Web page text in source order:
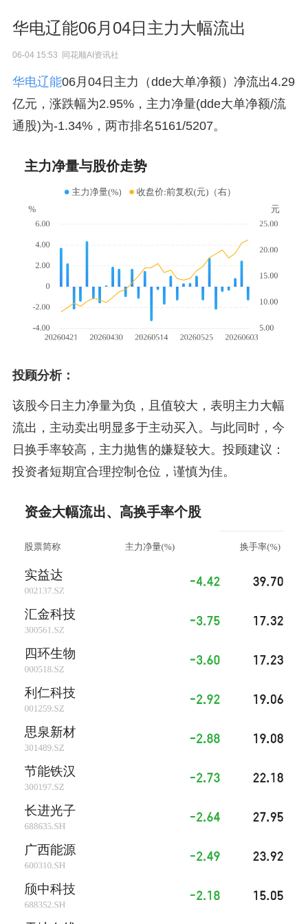
华电辽能06月04日主力大幅流出
06-04 15:53 同花顺AI资讯社
华电辽能06月04日主力（dde大单净额）净流出4.29
亿元，涨跌幅为2.95%，主力净量(dde大单净额/流
通股)为-1.34%，两市排名5161/5207。
投顾分析：
该股今日主力净量为负，且值较大，表明主力大幅
流出，主动卖出明显多于主动买入。与此同时，今
日换手率较高，主力抛售的嫌疑较大。投顾建议：
投资者短期宜合理控制仓位，谨慎为佳。